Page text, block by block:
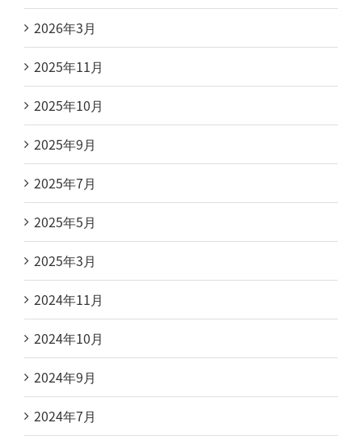
2026年3月
2025年11月
2025年10月
2025年9月
2025年7月
2025年5月
2025年3月
2024年11月
2024年10月
2024年9月
2024年7月